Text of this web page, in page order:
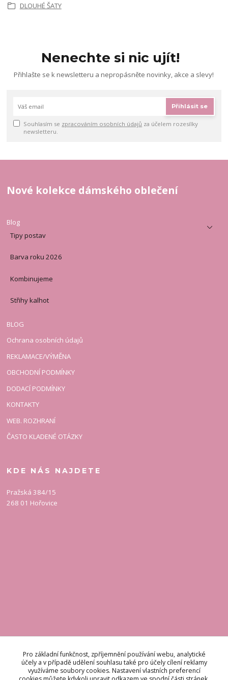
DLOUHÉ ŠATY
Nenechte si nic ujít!
Přihlašte se k newsletteru a nepropásněte novinky, akce a slevy!
Přihlásit se
Souhlasím se zpracováním osobních údajů za účelem rozesílky
newsletteru.
Nové kolekce dámského oblečení
Blog
Tipy postav
Barva roku 2026
Kombinujeme
Střihy kalhot
BLOG
Ochrana osobních údajů
REKLAMACE/VÝMĚNA
OBCHODNÍ PODMÍNKY
DODACÍ PODMÍNKY
KONTAKTY
WEB. ROZHRANÍ
ČASTO KLADENÉ OTÁZKY
KDE NÁS NAJDETE
Pražská 384/15
268 01 Hořovice
KONTAKT
Odpovídáme do 48 hodin.
Pro základní funkčnost, zpříjemnění používání webu, analytické
účely a v případě udělení souhlasu také pro účely cílení reklamy
využíváme soubory cookies. Nastavení vlastních preferencí